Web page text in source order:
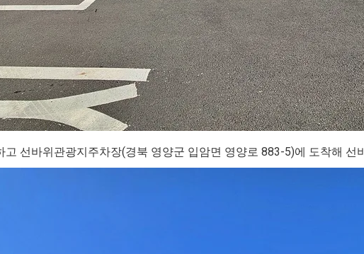
선바위관광지주차장(경북 영양군 입암면 영양로 883-5)에 도착해 선